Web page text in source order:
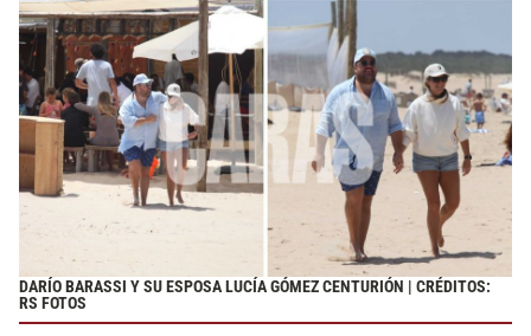
DARÍO BARASSI Y SU ESPOSA LUCÍA GÓMEZ CENTURIÓN | CRÉDITOS:
RS FOTOS